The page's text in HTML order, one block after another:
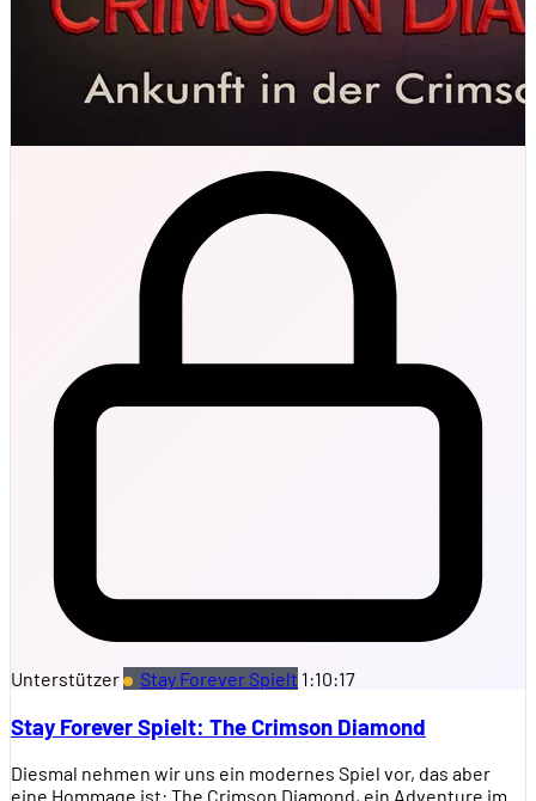
Unterstützer Stay Forever Spielt 1:10:17
Stay Forever Spielt: The Crimson Diamond
Diesmal nehmen wir uns ein modernes Spiel vor, das aber
eine Hommage ist: The Crimson Diamond, ein Adventure im